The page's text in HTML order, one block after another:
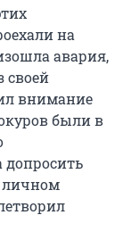
на
авария,
своей
внимание
были в
допросить
личном